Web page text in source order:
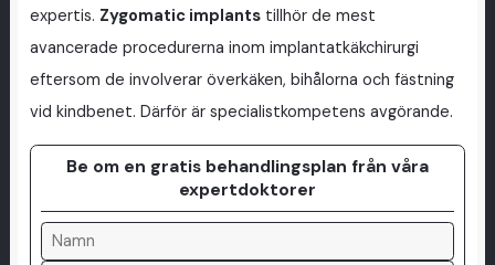
expertis. Zygomatic implantstillhör de mest
avancerade procedurerna inom implantatkäkchirurgi
eftersom de involverar överkäken, bihålorna och fästning
vid kindbenet. Därför är specialistkompetens avgörande.
Be om en gratis behandlingsplan från våra
expertdoktorer